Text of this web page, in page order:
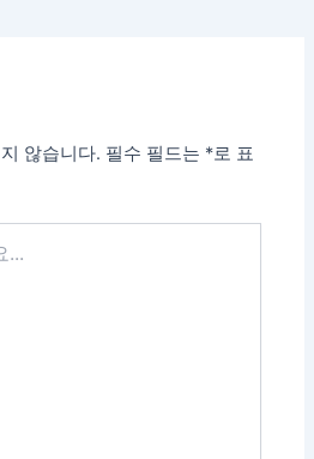
않습니다. 필수 필드는 *로 표